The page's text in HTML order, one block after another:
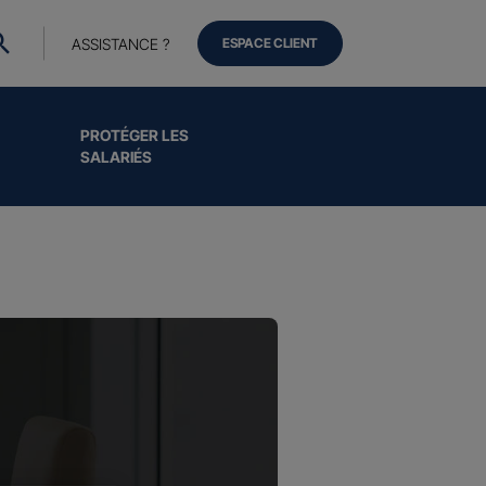
PROTÉGER LES
SALARIÉS
ASSISTANCE ? ESPACE CLIENT